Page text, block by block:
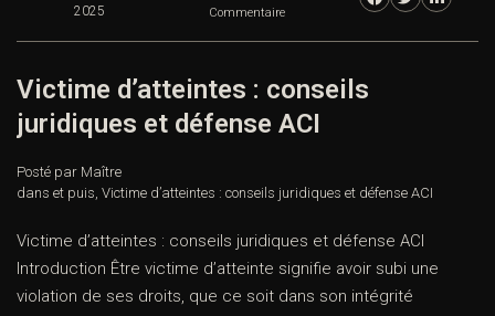
2025 Commentaire
Victime d’atteintes : conseils
juridiques et défense ACI
Posté par Maître
dans et puis, Victime d’atteintes : conseils juridiques et défense ACI
Victime d’atteintes : conseils juridiques et défense ACI
Introduction Être victime d’atteinte signifie avoir subi une
violation de ses droits, que ce soit dans son intégrité